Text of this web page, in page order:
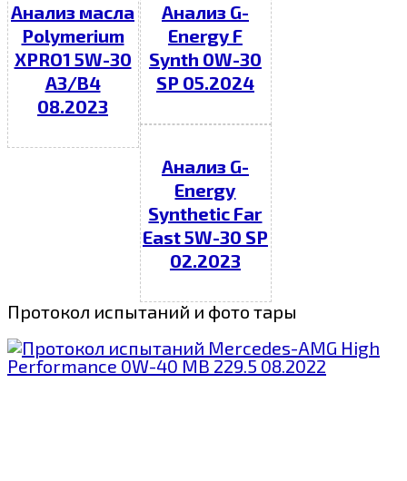
Анализ масла
Polymerium
XPRO1 5W-30
A3/B4
08.2023
Анализ G-
Energy F
Synth 0W-30
SP 05.2024
Анализ G-
Energy
Synthetic Far
East 5W-30 SP
02.2023
Протокол испытаний и фото тары